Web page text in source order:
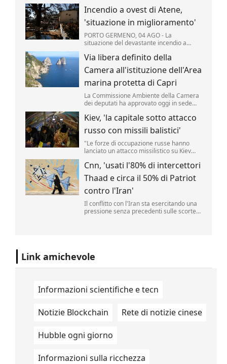
Incendio a ovest di Atene,
'situazione in miglioramento'
PORTO GERMENO, 04 AGO - La
situazione del devastante incendio a
migliorata", secondo i vigili del fuoco
mobilitati per il quinto giorno consecutivo
per domare le fiamme che hanno colpito
migliaia di ettari di pinete, macchia ...
Via libera definito della
Camera all'istituzione dell'Area
marina protetta di Capri
La Commissione Ambiente della Camera
dei deputati ha approvato oggi in sede
l'istituzione di un Area marina protetta
attorno all'isola di Capri.
Kiev, 'la capitale sotto attacco
russo con missili balistici'
"Le forze di occupazione russe hanno
lanciato un attacco missilistico su Kiev
esplosioni sono state udite in città". Lo ha
reso noto l'amministrazione militare della
capitale ucraina (Kmva), citato
dall'Ukrainska Pravda.
Cnn, 'usati l'80% di intercettori
Thaad e circa il 50% di Patriot
contro l'Iran'
Il conflitto con l'Iran sta esercitando una
pressione senza precedenti sulle scorte
Link amichevole
Informazioni scientifiche e tecn
Notizie Blockchain Rete di notizie cinese
Hubble ogni giorno
Informazioni sulla ricchezza